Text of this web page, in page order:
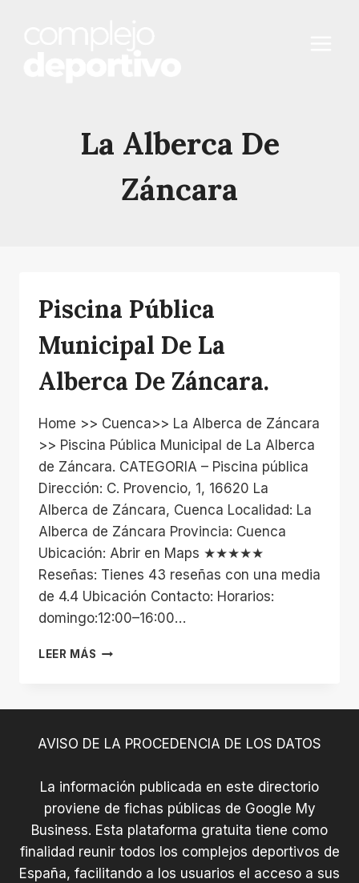
La Alberca De
Záncara
Piscina Pública
Municipal De La
Alberca De Záncara.
Home >> Cuenca>> La Alberca de Záncara
>> Piscina Pública Municipal de La Alberca
de Záncara. CATEGORIA – Piscina pública
Dirección: C. Provencio, 1, 16620 La
Alberca de Záncara, Cuenca Localidad: La
Alberca de Záncara Provincia: Cuenca
Ubicación: Abrir en Maps ★★★★★
Reseñas: Tienes 43 reseñas con una media
de 4.4 Ubicación Contacto: Horarios:
domingo:12:00–16:00…
LEER MÁS PISCINA
DE
AVISO DE LA PROCEDENCIA DE LOS DATOS
La información publicada en este directorio
proviene de fichas públicas de Google My
Business. Esta plataforma gratuita tiene como
finalidad reunir todos los complejos deportivos de
España, facilitando a los usuarios el acceso a sus